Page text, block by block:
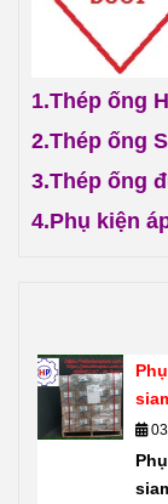
1.Thép ống
2.Thép ống
3.Thép ống
4.Phụ kiện